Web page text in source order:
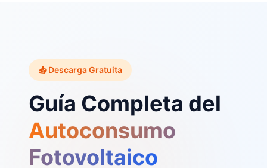
📥 Descarga Gratuita
Guía Completa del
Autoconsumo
Fotovoltaico